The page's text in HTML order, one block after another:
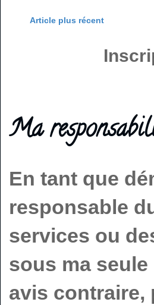
Article plus récent
Ma
En tant que
responsable
services ou
sous ma
avis contraire,